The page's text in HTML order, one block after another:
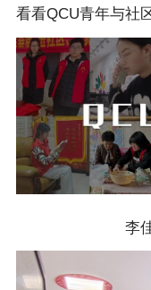
看看QCU青年与社
李